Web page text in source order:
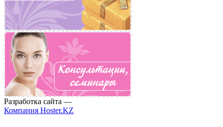
Разработка сайта —
Компания Hoster.KZ